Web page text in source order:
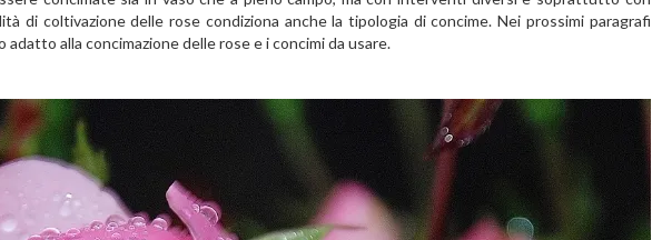
di coltivazione delle rose condiziona anche la tipologia di concime. Nei prossimi paragrafi
alla concimazione delle rose e i concimi da usare.